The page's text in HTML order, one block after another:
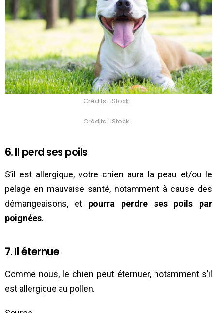
Crédits : iStock
Crédits : iStock
6. Il perd ses poils
S’il est allergique, votre chien aura la peau et/ou le
pelage en mauvaise santé, notamment à cause des
démangeaisons, et pourra perdre ses poils par
poignées.
7. Il éternue
Comme nous, le chien peut éternuer, notamment s’il
est allergique au pollen.